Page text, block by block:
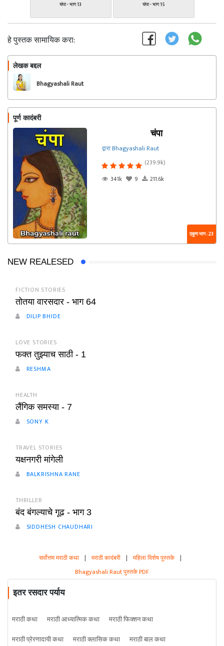
चंपा - भाग 13 चंपा - भाग 15
हे पुस्तक सामायिक करा:
लेखक बद्दल
Bhagyashali Raut
पूर्ण कादंबरी
चंपा
द्वारा Bhagyashali Raut
(239.9k)
341k
9 211.6k
एकूण भाग : 23
NEW REALESED
FICTION STORIES
तोतया वारसदार - भाग 64
DILIP BHIDE
LOVE STORIES
फक्त तुझ्याच साठी - 1
RESHMA
HEALTH
लैंगिक समस्या - 7
SONY K
TRAVEL STORIES
यक्षनगरी मांगेली
BALKRISHNA RANE
THRILLER
बंद बंगल्याचे गूढ - भाग 3
SIDDHESH CHAUDHARI
सर्वोत्तम मराठी कथा | मराठी कादंबरी | महिला विशेष पुस्तके |
Bhagyashali Raut पुस्तके PDF
इतर रसदार पर्याय
मराठी कथा मराठी आध्यात्मिक कथा
मराठी फिक्शन कथा
मराठी प्रेरणादायी कथा
मराठी क्लासिक कथा
मराठी बाल कथा